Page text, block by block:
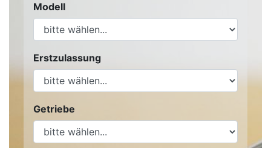
Modell
Erstzulassung
Getriebe